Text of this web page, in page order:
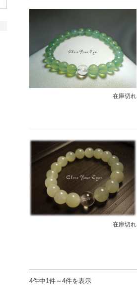
在庫切れ
在庫切れ
4件中1件～4件を表示